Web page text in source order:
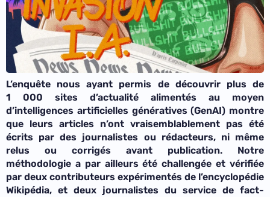
L’enquête nous ayant permis de découvrir plus de
1 000 sites d’actualité alimentés au moyen
d’intelligences artificielles génératives (GenAI) montre
que leurs articles n’ont vraisemblablement pas été
écrits par des journalistes ou rédacteurs, ni même
relus ou corrigés avant publication. Notre
méthodologie a par ailleurs été challengée et vérifiée
par deux contributeurs expérimentés de l’encyclopédie
Wikipédia, et deux journalistes du service de fact-